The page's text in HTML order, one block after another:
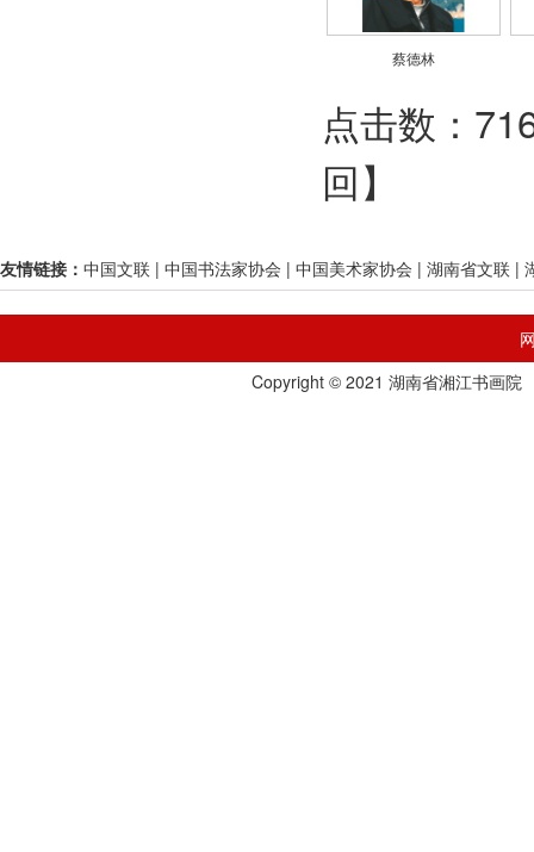
蔡德林
点击数：
回】
友情链接： 中国文联 | 中国书法家协会 | 中国美术家协会 | 湖南省文联 |
Copyright © 2021 湖南省湘江书画